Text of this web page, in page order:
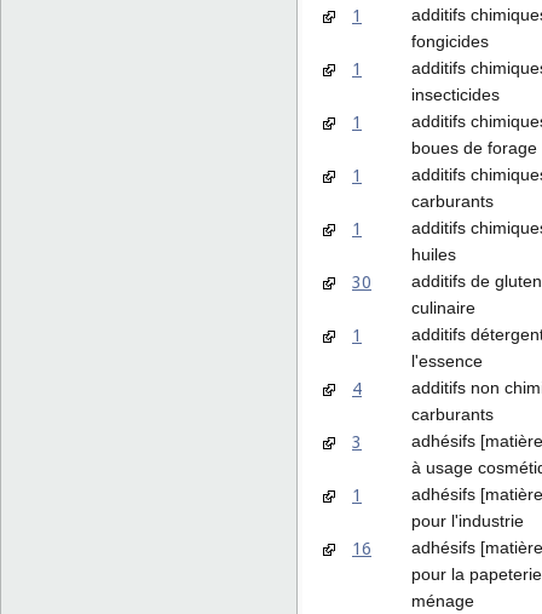
1
additifs
fongicides
1
additifs
insecticides
1
additifs
boues de forage
1
additifs
carburants
1
additifs
huiles
30
additifs de
culinaire
1
additifs
l'essence
4
additifs non
carburants
3
adhésifs
à usage
1
adhésifs
pour l'industrie
16
adhésifs
pour la
ménage